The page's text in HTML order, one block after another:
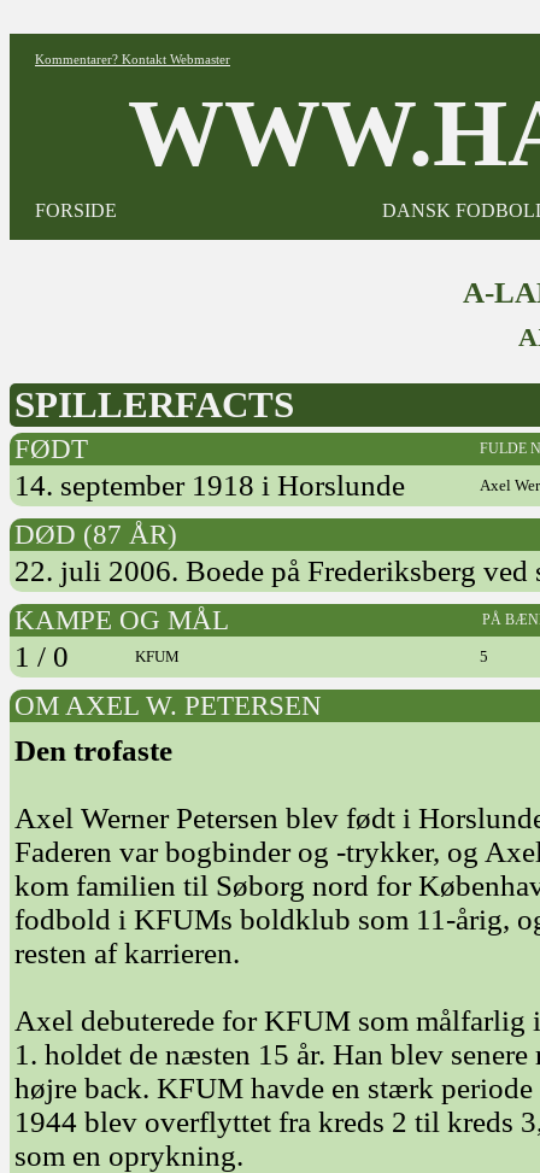
Kommentarer? Kontakt Webmaster
FORSIDE DANSK
A-
SPILLERFACTS
FØDT FULDE
14. september 1918 i Horslunde Axel
DØD (87 ÅR)
22. juli 2006. Boede på Frederiksberg ved
KAMPE OG MÅL PÅ
1 / 0 KFUM 5
OM AXEL W. PETERSEN
Den trofaste
Axel Werner Petersen blev født i
Faderen var bogbinder og -trykker, og
kom familien til Søborg nord for
fodbold i KFUMs boldklub som 11-årig,
resten af karrieren.
Axel debuterede for KFUM som
1. holdet de næsten 15 år. Han blev
højre back. KFUM havde en stærk
1944 blev overflyttet fra kreds 2 til kreds
som en oprykning.